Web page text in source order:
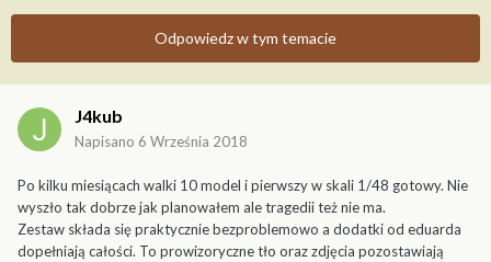
Odpowiedz w tym temacie
J4kub
Napisano 6 Września 2018
Po kilku miesiącach walki 10 model i pierwszy w skali 1/48 gotowy. Nie
wyszło tak dobrze jak planowałem ale tragedii też nie ma.
Zestaw składa się praktycznie bezproblemowo a dodatki od eduarda
dopełniają całości. To prowizoryczne tło oraz zdjęcia pozostawiają